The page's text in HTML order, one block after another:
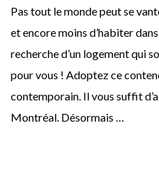
Pas tout le monde peut se
et encore moins d’habiter
recherche d’un logement qui
pour vous ! Adoptez ce
contemporain. Il vous suffit
Montréal. Désormais …